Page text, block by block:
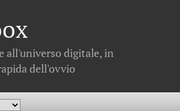
all'universo digitale, in
dell'ovvio